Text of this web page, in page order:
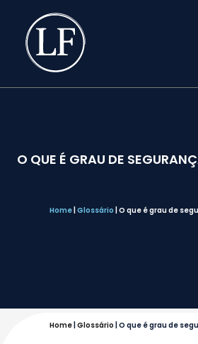
O QUE É GRAU DE
Home| Glossário O que é grau de
Home| Glossário O que é grau de